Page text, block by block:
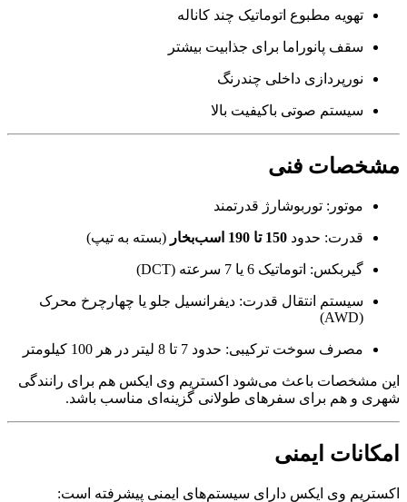
تهویه مطبوع اتوماتیک چند کاناله
سقف پانوراما برای جذابیت بیشتر
نورپردازی داخلی چندرنگ
سیستم صوتی باکیفیت بالا
مشخصات فنی
موتور: توربوشارژ قدرتمند
قدرت: حدود 150 تا 190 اسب‌بخار (بسته به تیپ)
گیربکس: اتوماتیک 6 یا 7 سرعته (DCT)
سیستم انتقال قدرت: دیفرانسیل جلو یا چهارچرخ محرک
(AWD)
مصرف سوخت ترکیبی: حدود 7 تا 8 لیتر در هر 100 کیلومتر
این مشخصات باعث می‌شود اکستریم وی ایکس هم برای رانندگی
شهری و هم برای سفرهای طولانی گزینه‌ای مناسب باشد.
امکانات ایمنی
اکستریم وی ایکس دارای سیستم‌های ایمنی پیشرفته است: